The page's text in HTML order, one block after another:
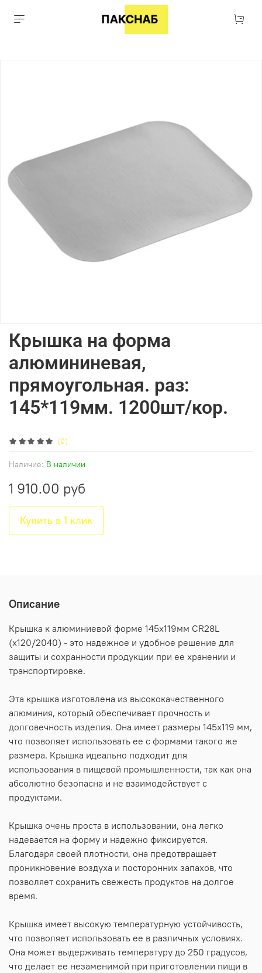
(0)
Наличие: В наличии
Крышка на форма
алюмининевая,
прямоугольная. раз:
145*119мм. 1200шт/кор.
1 910.00 руб
Купить в 1 клик
Описание
Крышка к алюминиевой форме 145х119мм CR28L
(х120/2040) - это надежное и удобное решение для
защиты и сохранности продукции при ее хранении и
транспортировке.
Эта крышка изготовлена из высококачественного
алюминия, который обеспечивает прочность и
долговечность изделия. Она имеет размеры 145х119 мм,
что позволяет использовать ее с формами такого же
размера. Крышка идеально подходит для
использования в пищевой промышленности, так как она
абсолютно безопасна и не взаимодействует с
продуктами.
Крышка очень проста в использовании, она легко
надевается на форму и надежно фиксируется.
Благодаря своей плотности, она предотвращает
проникновение воздуха и посторонних запахов, что
позволяет сохранить свежесть продуктов на долгое
время.
Крышка имеет высокую температурную устойчивость,
что позволяет использовать ее в различных условиях.
Она может выдерживать температуру до 250 градусов,
что делает ее незаменимой при приготовлении пищи в